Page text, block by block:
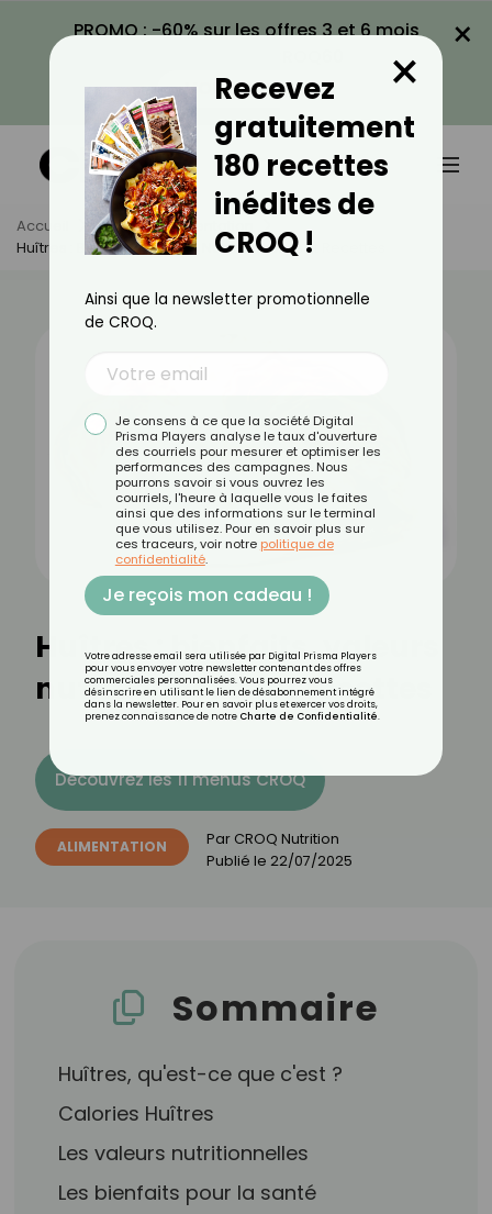
PROMO : -60% sur les offres 3 et 6 mois
VOIR LA PROMO
×
Accueil Actus
Alimentation
Huîtres : Bienfaits, Valeurs Nutritionnelles Et Recettes
Huîtres : bienfaits, valeurs
nutritionnelles et recettes
Découvrez les 11 menus CROQ
ALIMENTATION Par CROQ Nutrition
Publié le 22/07/2025
Sommaire
Huîtres, qu'est-ce que c'est ?
Calories Huîtres
Les valeurs nutritionnelles
Les bienfaits pour la santé
Recevez
gratuitement
180 recettes
inédites de
CROQ !
×
Ainsi que la newsletter promotionnelle
de CROQ.
Je consens à ce que la société Digital
Prisma Players analyse le taux d'ouverture
des courriels pour mesurer et optimiser les
performances des campagnes. Nous
pourrons savoir si vous ouvrez les
courriels, l'heure à laquelle vous le faites
ainsi que des informations sur le terminal
que vous utilisez. Pour en savoir plus sur
ces traceurs, voir notre politique de
confidentialité.
Je reçois mon cadeau !
Votre adresse email sera utilisée par Digital Prisma Players
pour vous envoyer votre newsletter contenant des offres
commerciales personnalisées. Vous pourrez vous
désinscrire en utilisant le lien de désabonnement intégré
dans la newsletter. Pour en savoir plus et exercer vos droits,
prenez connaissance de notre Charte de Confidentialité.